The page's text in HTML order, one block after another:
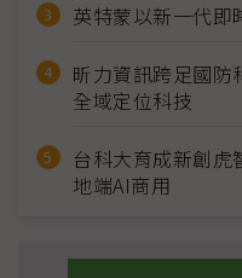
英特蒙以新一代即
昕力資訊跨足國
全域定位科技
台科大育成新創虎
地端AI商用